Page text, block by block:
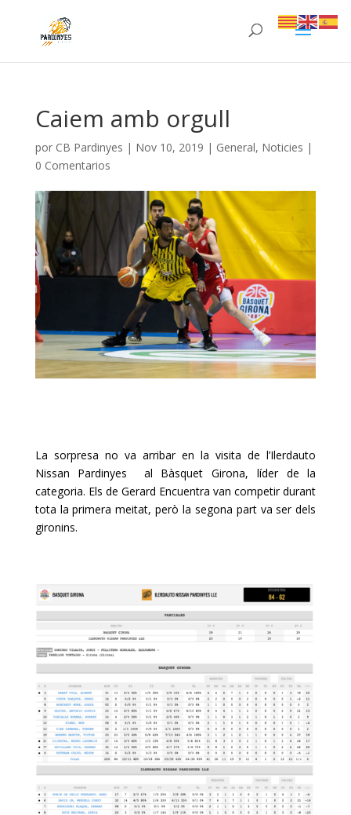
Caiem amb orgull
por CB Pardinyes | Nov 10, 2019 | General, Noticies |
0 Comentarios
La sorpresa no va arribar en la visita de l’Ilerdauto
Nissan Pardinyes al Bàsquet Girona, líder de la
categoria. Els de Gerard Encuentra van competir durant
tota la primera meitat, però la segona part va ser dels
gironins.